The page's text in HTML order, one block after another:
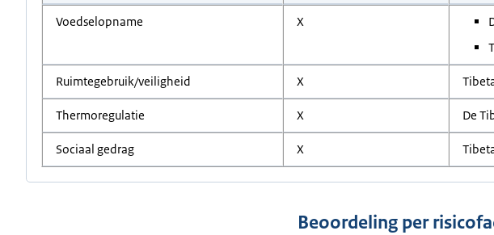
Voedselopname X
Ruimtegebruik/veiligheid X
Thermoregulatie X De
Sociaal gedrag X
Beoordeling per